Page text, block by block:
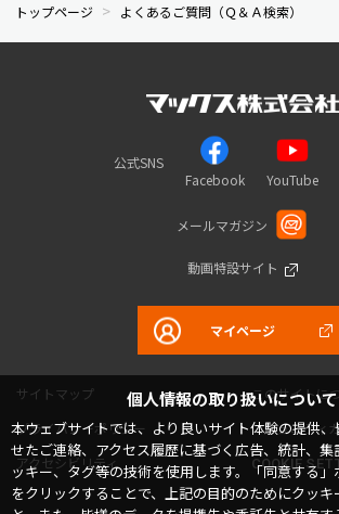
個人情報の取り扱いについて
本ウェブサイトでは、より良いサイト体験の提供
せたご連絡、アクセス履歴に基づく広告、統計、集
ッキー、タグ等の技術を使用します。「同意する」
をクリックすることで、上記の目的のためにクッキ
トップページ よくあるご質問（Ｑ＆Ａ検索）
公式SNS
Facebook
YouTube
メールマガジン
動画特設サイト
マイページ
サイトマップ
このサイトに
プライバシーポリシー
コミュニティ
アクセシビリティ
COOKIE